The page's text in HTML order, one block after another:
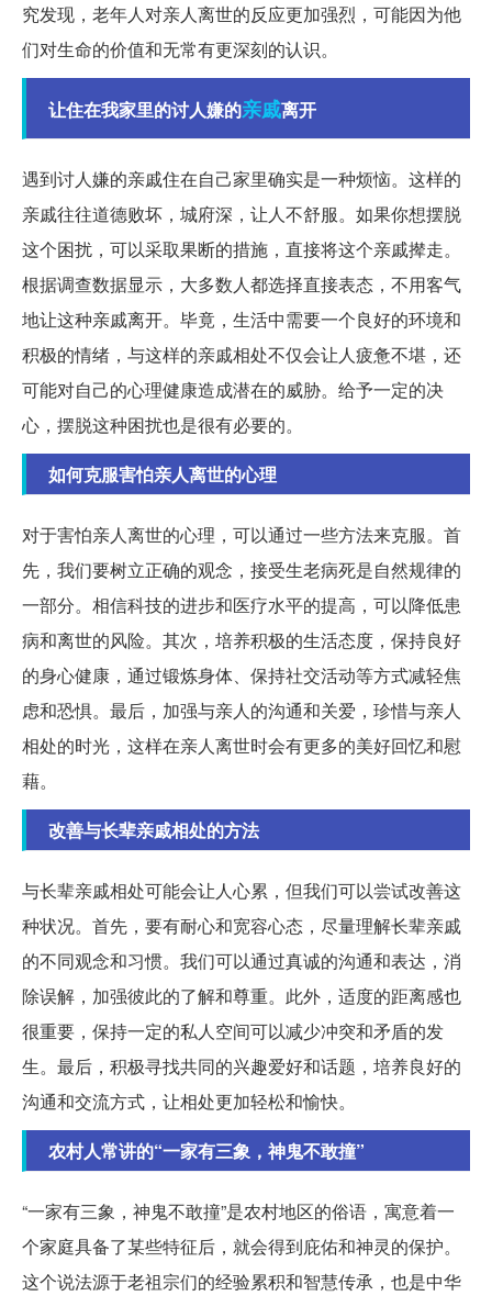
究发现，老年人对亲人离世的反应更加强烈，可能因为他
们对生命的价值和无常有更深刻的认识。
让住在我家里的讨人嫌的亲戚离开
遇到讨人嫌的亲戚住在自己家里确实是一种烦恼。这样的
亲戚往往道德败坏，城府深，让人不舒服。如果你想摆脱
这个困扰，可以采取果断的措施，直接将这个亲戚撵走。
根据调查数据显示，大多数人都选择直接表态，不用客气
地让这种亲戚离开。毕竟，生活中需要一个良好的环境和
积极的情绪，与这样的亲戚相处不仅会让人疲惫不堪，还
可能对自己的心理健康造成潜在的威胁。给予一定的决
心，摆脱这种困扰也是很有必要的。
如何克服害怕亲人离世的心理
对于害怕亲人离世的心理，可以通过一些方法来克服。首
先，我们要树立正确的观念，接受生老病死是自然规律的
一部分。相信科技的进步和医疗水平的提高，可以降低患
病和离世的风险。其次，培养积极的生活态度，保持良好
的身心健康，通过锻炼身体、保持社交活动等方式减轻焦
虑和恐惧。最后，加强与亲人的沟通和关爱，珍惜与亲人
相处的时光，这样在亲人离世时会有更多的美好回忆和慰
藉。
改善与长辈亲戚相处的方法
与长辈亲戚相处可能会让人心累，但我们可以尝试改善这
种状况。首先，要有耐心和宽容心态，尽量理解长辈亲戚
的不同观念和习惯。我们可以通过真诚的沟通和表达，消
除误解，加强彼此的了解和尊重。此外，适度的距离感也
很重要，保持一定的私人空间可以减少冲突和矛盾的发
生。最后，积极寻找共同的兴趣爱好和话题，培养良好的
沟通和交流方式，让相处更加轻松和愉快。
农村人常讲的“一家有三象，神鬼不敢撞”
“一家有三象，神鬼不敢撞”是农村地区的俗语，寓意着一
个家庭具备了某些特征后，就会得到庇佑和神灵的保护。
这个说法源于老祖宗们的经验累积和智慧传承，也是中华